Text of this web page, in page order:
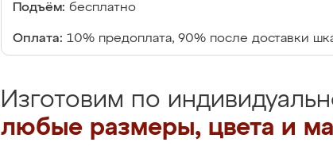
Подъём: бесплатно
Оплата: 10% предоплата, 90% после доставки
Изготовим по
любые размеры, цвета и